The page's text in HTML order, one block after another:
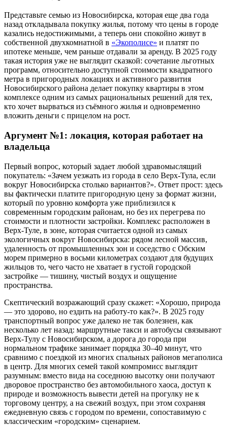
Представьте семью из Новосибирска, которая еще два года
назад откладывала покупку жилья, потому что цены в городе
казались недостижимыми, а теперь они спокойно живут в
собственной двухкомнатной в «Экополисе» и платят по
ипотеке меньше, чем раньше отдавали за аренду. В 2025 году
такая история уже не выглядит сказкой: сочетание льготных
программ, относительно доступной стоимости квадратного
метра в пригородных локациях и активного развития
Новосибирского района делает покупку квартиры в этом
комплексе одним из самых рациональных решений для тех,
кто хочет вырваться из съёмного жилья и одновременно
вложить деньги с прицелом на рост.
Аргумент №1: локация, которая работает на
владельца
Первый вопрос, который задает любой здравомыслящий
покупатель: «Зачем уезжать из города в село Верх-Тула, если
вокруг Новосибирска столько вариантов?». Ответ прост: здесь
вы фактически платите пригородную цену за формат жизни,
который по уровню комфорта уже приблизился к
современным городским районам, но без их перегрева по
стоимости и плотности застройки. Комплекс расположен в
Верх-Туле, в зоне, которая считается одной из самых
экологичных вокруг Новосибирска: рядом лесной массив,
удаленность от промышленных зон и соседство с Обским
морем примерно в восьми километрах создают для будущих
жильцов то, чего часто не хватает в густой городской
застройке — тишину, чистый воздух и ощущение
пространства.
Скептический возражающий сразу скажет: «Хорошо, природа
— это здорово, но ездить на работу-то как?». В 2025 году
транспортный вопрос уже далеко не так болезнен, как
несколько лет назад: маршрутные такси и автобусы связывают
Верх-Тулу с Новосибирском, а дорога до города при
нормальном трафике занимает порядка 30–40 минут, что
сравнимо с поездкой из многих спальных районов мегаполиса
в центр. Для многих семей такой компромисс выглядит
разумным: вместо вида на соседнюю высотку они получают
дворовое пространство без автомобильного хаоса, доступ к
природе и возможность вывести детей на прогулку не к
торговому центру, а на свежий воздух, при этом сохраняя
ежедневную связь с городом по времени, сопоставимую с
классическим «городским» сценарием.